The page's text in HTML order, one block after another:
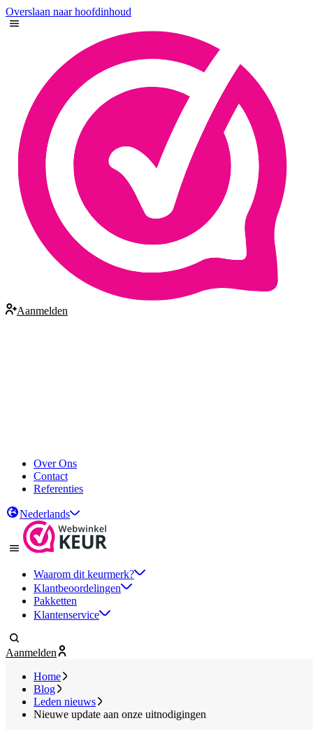
Overslaan naar hoofdinhoud
Aanmelden
Over Ons
Contact
Referenties
Nederlands
Waarom dit keurmerk?
Klantbeoordelingen
Pakketten
Klantenservice
Aanmelden
Home
Blog
Leden nieuws
Nieuwe update aan onze uitnodigingen